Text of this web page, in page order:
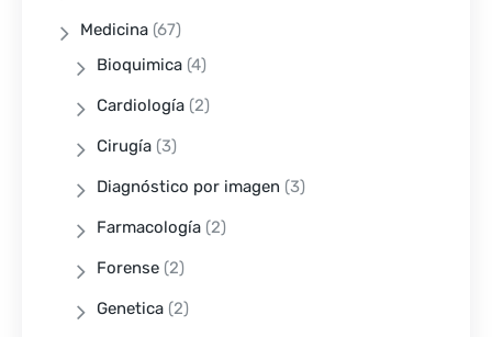
Medicina (67)
Bioquimica (4)
Cardiología (2)
Cirugía (3)
Diagnóstico por imagen (3)
Farmacología (2)
Forense (2)
Genetica (2)